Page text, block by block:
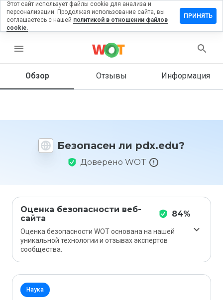
menu
Обзор Отзывы Информация
Безопасен ли pdx.edu?
Доверено WOT
Оценка безопасности веб-
сайта
84%
Оценка безопасности WOT основана на нашей
уникальной технологии и отзывах экспертов
сообщества.
Наука
на
Как бы
этот
Этот сайт использует файлы cookie для анализа и
персонализации. Продолжая использование сайта, вы
соглашаетесь с нашей политикой в отношении файлов
cookie.
ПРИНЯТЬ